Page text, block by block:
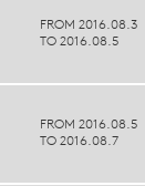
FROM 2016.08.3
TO 2016.08.5
FROM 2016.08.5
TO 2016.08.7